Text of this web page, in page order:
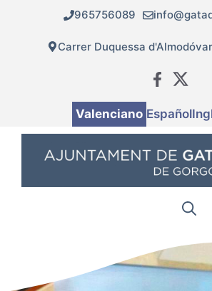
contingut
965756089
Carrer Duquessa
Valenciano Español